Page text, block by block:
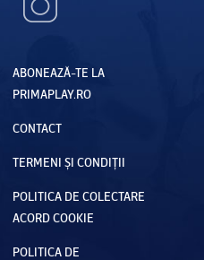
ABONEAZĂ-TE LA
PRIMAPLAY.RO
CONTACT
TERMENI ȘI CONDIȚII
POLITICA DE COLECTARE
ACORD COOKIE
POLITICA DE